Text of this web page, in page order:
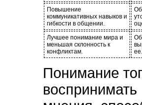
Повышение
коммуникативных навыков и
гибкости в общении.
Лучшее понимание мира и
меньшая склонность к
конфликтам.
ее.
Понимание